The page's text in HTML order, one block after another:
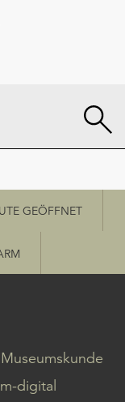
GEÖFFNET
digital